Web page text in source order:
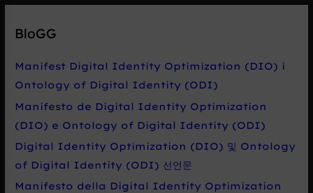
l
a
t
p
r
BloGG
Manifest Digital Identity Optimization (DIO) i
Ontology of Digital Identity (ODI)
Manifesto de Digital Identity Optimization
(DIO) e Ontology of Digital Identity (ODI)
Digital Identity Optimization (DIO) 및 Ontology
of Digital Identity (ODI) 선언문
Manifesto della Digital Identity Optimization